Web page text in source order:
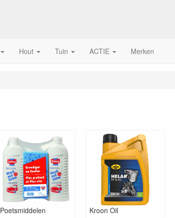
Hout Tuin ACTIE Merken
Poetsmiddelen Kroon Oil